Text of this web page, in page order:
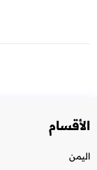
الأقسام
اليمن